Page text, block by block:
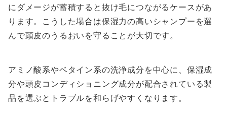
にダメージが蓄積すると抜け毛につながるケースがあ
ります。こうした場合は保湿力の高いシャンプーを選
んで頭皮のうるおいを守ることが大切です。
アミノ酸系やベタイン系の洗浄成分を中心に、保湿成
分や頭皮コンディショニング成分が配合されている製
品を選ぶとトラブルを和らげやすくなります。